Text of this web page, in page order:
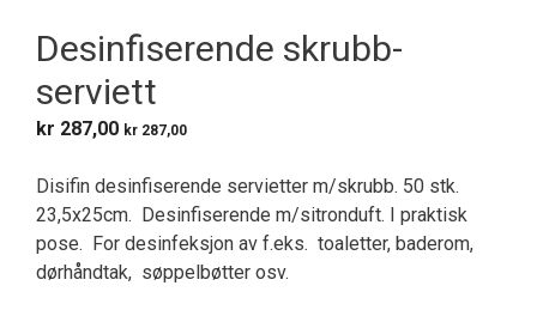
Desinfiserende skrubb-
serviett
kr 287,00 kr 287,00
Disifin desinfiserende servietter m/skrubb. 50 stk.
23,5x25cm. Desinfiserende m/sitronduft. I praktisk
pose. For desinfeksjon av f.eks. toaletter, baderom,
dørhåndtak, søppelbøtter osv.